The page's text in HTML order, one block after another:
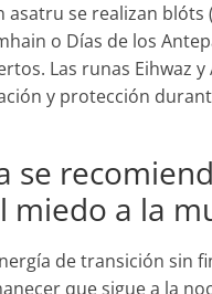
asatru se realizan blóts
o Días de los
Las runas Eihwaz y
y protección
se
miedo a la
de transición sin
que sigue a la